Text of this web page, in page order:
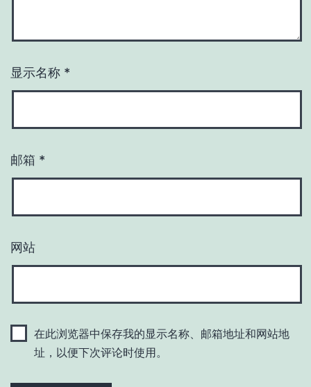
显示名称 *
邮箱 *
网站
在此浏览器中保存我的显示名称、邮箱地址和网站地
址，以便下次评论时使用。